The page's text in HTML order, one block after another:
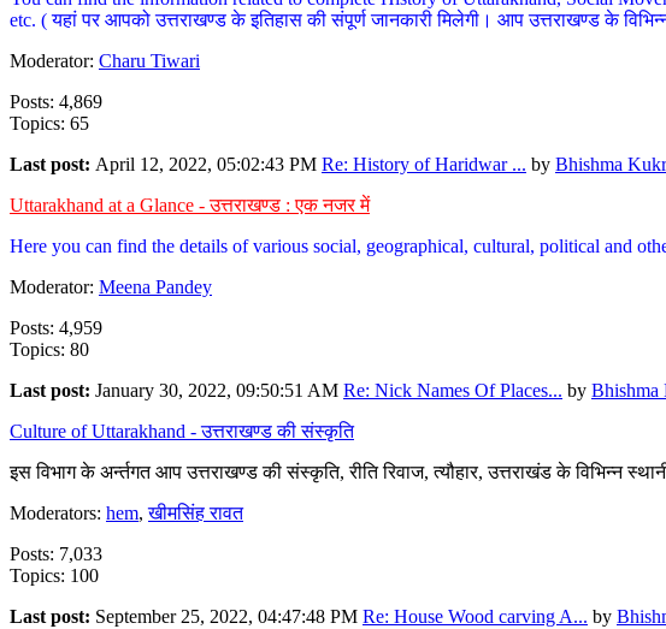
etc. ( यहां पर आपको उत्तराखण्ड के इतिहास की संपूर्ण जानकारी मिलेगी। आप उत्तराखण्ड के
Moderator: Charu Tiwari
Posts: 4,869
Topics: 65
Last post: April 12, 2022, 05:02:43 PM Re: History of Haridwar ... by Bhishma
Uttarakhand at a Glance - उत्तराखण्ड : एक नजर में
Here you can find the details of various social, geographical, cultural, political and
Moderator: Meena Pandey
Posts: 4,959
Topics: 80
Last post: January 30, 2022, 09:50:51 AM Re: Nick Names Of Places... by Bhishma
Culture of Uttarakhand - उत्तराखण्ड की संस्कृति
इस विभाग के अर्न्तगत आप उत्तराखण्ड की संस्कृति, रीति रिवाज, त्यौहार, उत्तराखंड के विभिन्न
Moderators: hem,खीमसिंह रावत
Posts: 7,033
Topics: 100
Last post: September 25, 2022, 04:47:48 PM Re: House Wood carving A... by